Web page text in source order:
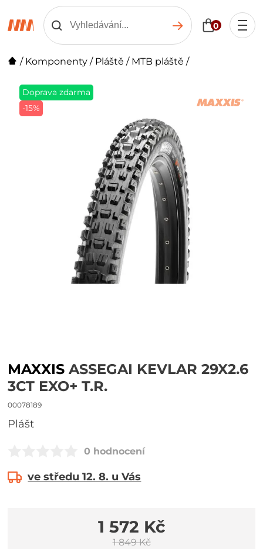
0
/ Komponenty / Pláště / MTB pláště /
Doprava zdarma
-15%
MAXXIS ASSEGAI KEVLAR 29X2.6
3CT EXO+ T.R.
00078189
plášt
0 hodnocení
ve středu 12. 8. u Vás
1 572 Kč
1 849 Kč